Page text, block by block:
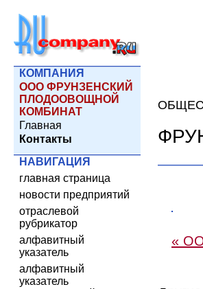
КОМПАНИЯ
ООО ФРУНЗЕНСКИЙ
ПЛОДООВОЩНОЙ
КОМБИНАТ
Главная
Контакты
НАВИГАЦИЯ
главная страница
новости предприятий
отраслевой
рубрикатор
алфавитный
указатель
алфавитный
указатель
«